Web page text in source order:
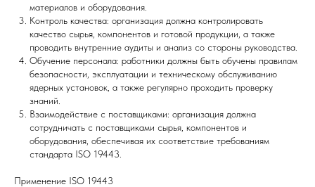
материалов и оборудования.
Контроль качества: организация должна контролировать
качество сырья, компонентов и готовой продукции, а также
проводить внутренние аудиты и анализ со стороны руководства.
Обучение персонала: работники должны быть обучены правилам
безопасности, эксплуатации и техническому обслуживанию
ядерных установок, а также регулярно проходить проверку
знаний.
Взаимодействие с поставщиками: организация должна
сотрудничать с поставщиками сырья, компонентов и
оборудования, обеспечивая их соответствие требованиям
стандарта ISO 19443.
Применение ISO 19443